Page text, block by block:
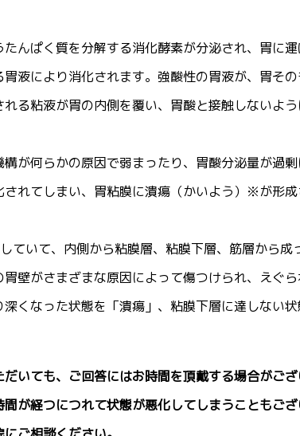
んぱく質を分解する消化酵素が分泌され、胃に
液により消化されます。強酸性の胃液が、胃そ
る粘液が胃の内側を覆い、胃酸と接触しないよ
が何らかの原因で弱まったり、胃酸分泌量が過
されてしまい、胃粘膜に潰瘍（かいよう）※が形
ていて、内側から粘膜層、粘膜下層、筋層から成
壁がさまざまな原因によって傷つけられ、えぐ
深くなった状態を「潰瘍」、粘膜下層に達しない
いても、ご回答にはお時間を頂戴する場合がご
が経つにつれて状態が悪化してしまうこともご